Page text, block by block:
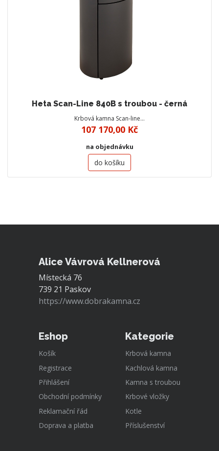
Heta Scan-Line 840B s troubou - černá
Krbová kamna Scan-line…
107 170,00 Kč
na objednávku
do košíku
Alice Vávrová Kellnerová
Místecká 76
739 21 Paskov
https://www.dobrakamna.cz
Eshop
Košík
Registrace
Přihlášení
Obchodní podmínky
Reklamační řád
Doprava a platba
Kategorie
Krbová kamna
Kachlová kamna
Kamna s troubou
Krbové vložky
Kotle
Příslušenství